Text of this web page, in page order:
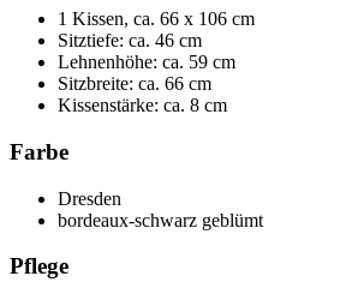
1 Kissen, ca. 66 x 106 cm
Sitztiefe: ca. 46 cm
Lehnenhöhe: ca. 59 cm
Sitzbreite: ca. 66 cm
Kissenstärke: ca. 8 cm
Farbe
Dresden
bordeaux-schwarz geblümt
Pflege